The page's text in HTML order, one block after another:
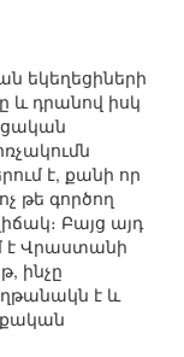
եկեղեցիների
և դրանով իսկ
է, քանի որ
թե գործող
Բայց այդ
է Վրաստանի
ինչը
է և